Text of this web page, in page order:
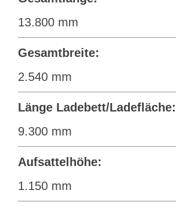
13.800 mm
Gesamtbreite:
2.540 mm
Länge Ladebett/Ladefläche:
9.300 mm
Aufsattelhöhe:
1.150 mm